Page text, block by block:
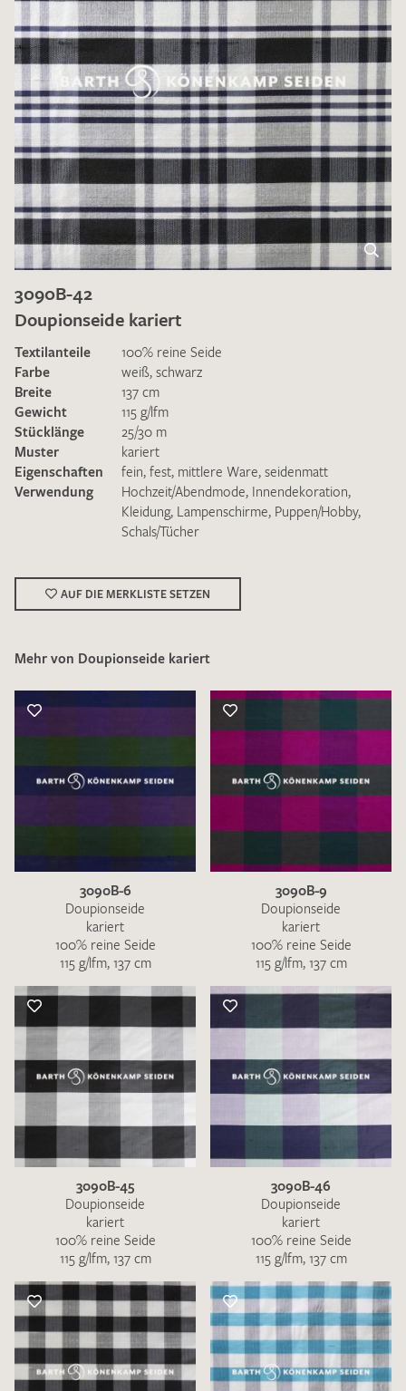
Ich bin damit einverstanden, dass meine angegebenen Daten
DieDatenschutzbestimmungenhabe ich zur Kenntnis
genommen und akzeptiere diese.
MUSTERANFRAGE SENDEN
3090B-42
Doupionseide kariert
Textilanteile
100% reine Seide
Farbe
weiß, schwarz
Breite
137 cm
Gewicht
115 g/lfm
Stücklänge
25/30 m
Muster
kariert
Eigenschaften
fein, fest, mittlere Ware, seidenmatt
Verwendung
Hochzeit/Abendmode, Innendekoration,
Kleidung, Lampenschirme, Puppen/Hobby,
Schals/Tücher
AUF DIE MERKLISTE SETZEN
Mehr von Doupionseide kariert
3090B-6
Doupionseide
kariert
100% reine Seide
115 g/lfm, 137 cm
3090B-9
Doupionseide
kariert
100% reine Seide
115 g/lfm, 137 cm
3090B-45
Doupionseide
kariert
100% reine Seide
115 g/lfm, 137 cm
3090B-46
Doupionseide
kariert
100% reine Seide
115 g/lfm, 137 cm